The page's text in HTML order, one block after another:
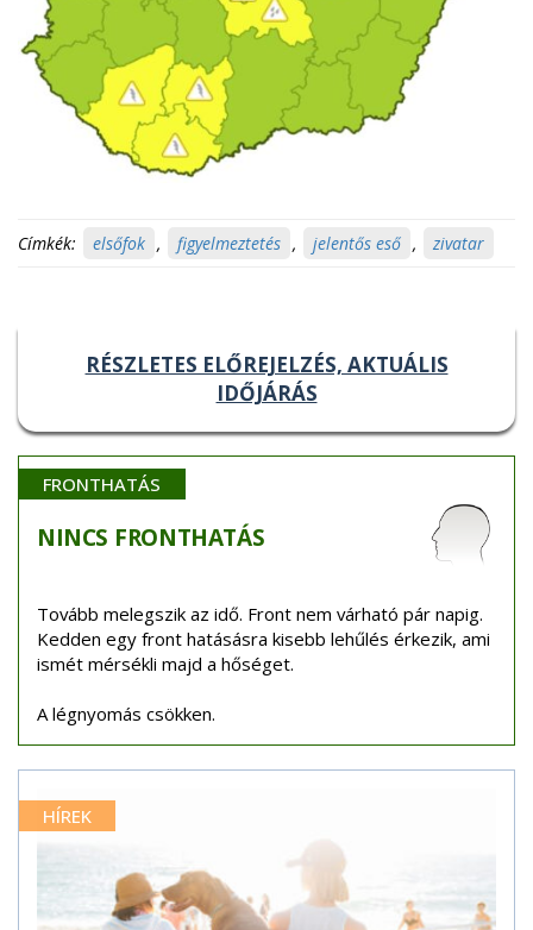
Címkék: elsőfok , figyelmeztetés , jelentős eső , zivatar
RÉSZLETES ELŐREJELZÉS, AKTUÁLIS
IDŐJÁRÁS
FRONTHATÁS
NINCS FRONTHATÁS
Tovább melegszik az idő. Front nem várható pár napig.
Kedden egy front hatásásra kisebb lehűlés érkezik, ami
ismét mérsékli majd a hőséget.
A légnyomás csökken.
HÍREK